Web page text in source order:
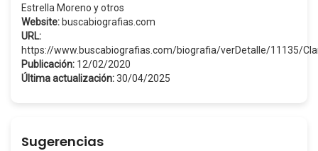
Estrella Moreno y otros
Website: buscabiografias.com
URL:
https://www.buscabiografias.com/biografia/verDetalle/11135/
Publicación: 12/02/2020
Última actualización:30/04/2025
Sugerencias